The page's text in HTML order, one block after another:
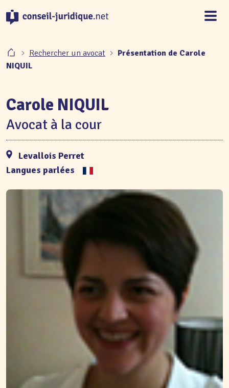
Rechercher un avocat
Présentation de Carole
NIQUIL
Carole NIQUIL
Avocat à la cour
Levallois Perret
Langues parlées